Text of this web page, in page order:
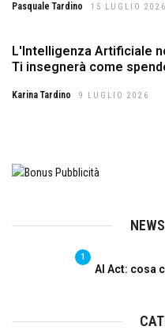
Pasquale Tardino 15 LUGLIO 2026
L'Intelligenza Artificiale
Ti insegnerà come
Karina Tardino 9 LUGLIO 2026
1
AI Act: cosa